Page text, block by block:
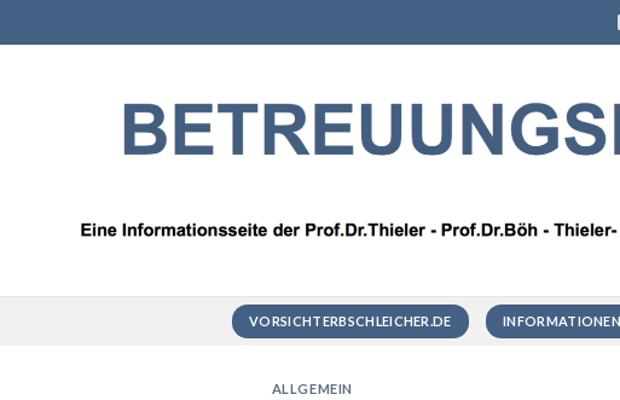
VORSICHTERBSCHLEICHER.DE
ALLGEMEIN